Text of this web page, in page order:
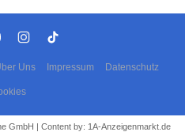
Uns Impressum Datenschutz
GmbH | Content by: 1A-Anzeigenmarkt.de